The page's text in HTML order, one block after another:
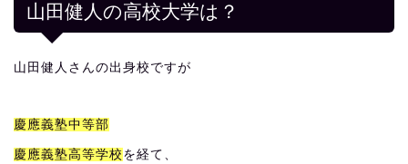
山田健人の高校大学は？
山田健人さんの出身校ですが
慶應義塾中等部
慶應義塾高等学校 を経て、